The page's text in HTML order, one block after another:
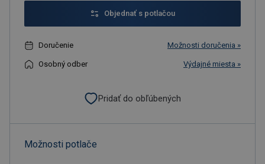
Objednať s potlačou
Doručenie Možnosti doručenia »
Osobný odber Výdajné miesta »
Pridať do obľúbených
Možnosti potlače